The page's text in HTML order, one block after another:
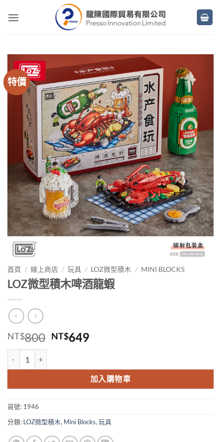
特價
首頁 / 線上商店 / 玩具 / LOZ微型積木 / MINI BLOCKS
LOZ微型積木啤酒龍蝦
NT$800 原
格：
NT$800。
NT$649目
格：
NT$649。
加入購物車
貨號: 1946
分類: LOZ微型積木, Mini Blocks,玩具